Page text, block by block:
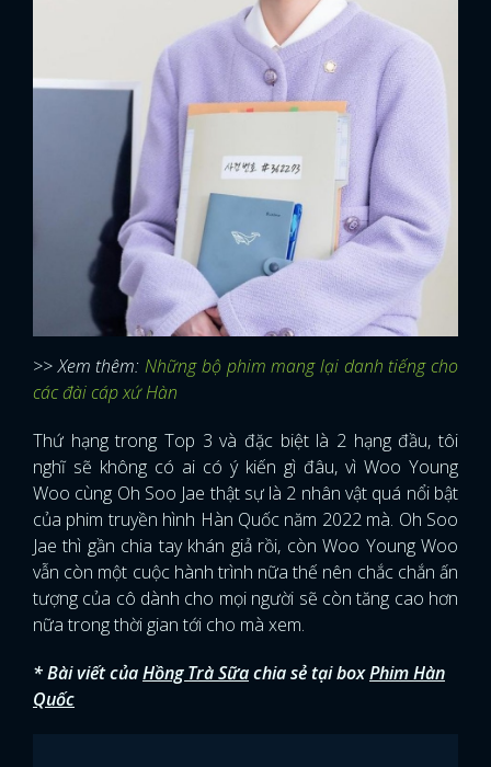
>> Xem thêm:Những bộ phim mang lại danh tiếng cho
các đài cáp xứ Hàn
Thứ hạng trong Top 3 và đặc biệt là 2 hạng đầu, tôi
nghĩ sẽ không có ai có ý kiến gì đâu, vì Woo Young
Woo cùng Oh Soo Jae thật sự là 2 nhân vật quá nổi bật
của phim truyền hình Hàn Quốc năm 2022 mà. Oh Soo
Jae thì gần chia tay khán giả rồi, còn Woo Young Woo
vẫn còn một cuộc hành trình nữa thế nên chắc chắn ấn
tượng của cô dành cho mọi người sẽ còn tăng cao hơn
nữa trong thời gian tới cho mà xem.
* Bài viết củaHồng Trà Sữachia sẻ tại boxPhim Hàn
Quốc